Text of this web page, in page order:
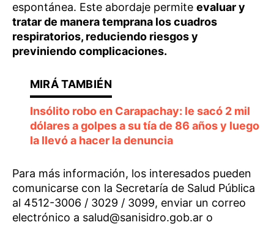
espontánea. Este abordaje permite evaluar y
tratar de manera temprana los cuadros
respiratorios, reduciendo riesgos y
previniendo complicaciones.
Insólito robo en Carapachay: le sacó 2 mil
dólares a golpes a su tía de 86 años y luego
la llevó a hacer la denuncia
Para más información, los interesados pueden
comunicarse con la Secretaría de Salud Pública
al 4512-3006 / 3029 / 3099, enviar un correo
electrónico a salud@sanisidro.gob.ar o